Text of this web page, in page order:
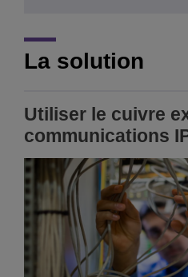
La solution
Utiliser le cuivre
communications